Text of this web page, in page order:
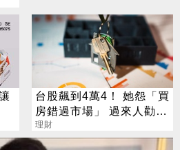
台股飆到4萬4！ 她怨「買
房錯過市場」 過來人勸：
不用想太多
理財